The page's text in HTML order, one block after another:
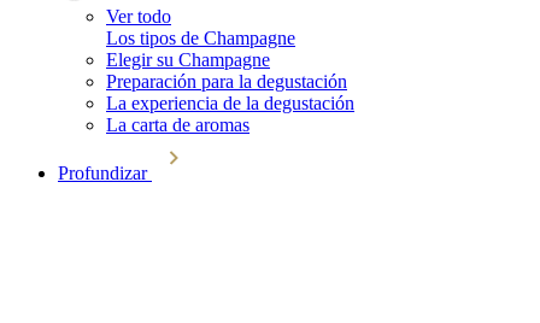
Ver todo
Los tipos de Champagne
Elegir su Champagne
Preparación para la degustación
La experiencia de la degustación
La carta de aromas
Profundizar